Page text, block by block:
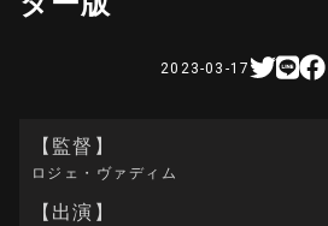
2023-03-17
【監督】
ロジェ・ヴァディム
【出演】